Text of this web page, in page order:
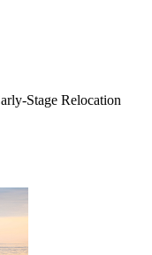
Stage Relocation